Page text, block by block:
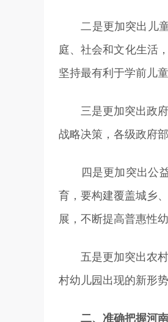
二是更加突出儿童
庭、社会和文化生活
坚持最有利于学前儿
三是更加突出政府
战略决策，各级政府
四是更加突出公益
育，要构建覆盖城乡
展，不断提高普惠性
五是更加突出农村
村幼儿园出现的新形
二、准确把握河